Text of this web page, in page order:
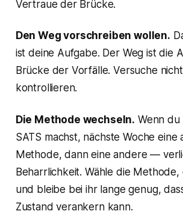
Vertraue der Brücke.
Den Weg vorschreiben wollen.
ist deine Aufgabe. Der Weg ist die
Brücke der Vorfälle. Versuche
kontrollieren.
Die Methode wechseln. Wenn du
SATS machst, nächste Woche eine
Methode, dann eine andere —
Beharrlichkeit. Wähle die
und bleibe bei ihr lange genug,
Zustand verankern kann.